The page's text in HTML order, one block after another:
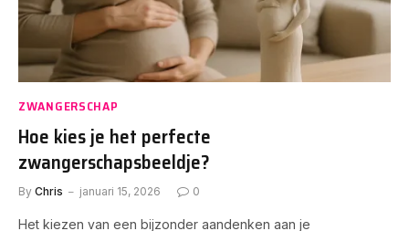
ZWANGERSCHAP
Hoe kies je het perfecte
zwangerschapsbeeldje?
By Chris januari 15, 2026 0
Het kiezen van een bijzonder aandenken aan je